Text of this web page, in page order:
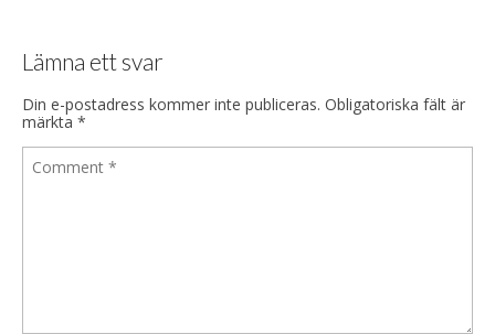
Lämna ett svar
Din e-postadress kommer inte publiceras. Obligatoriska fält är
märkta *